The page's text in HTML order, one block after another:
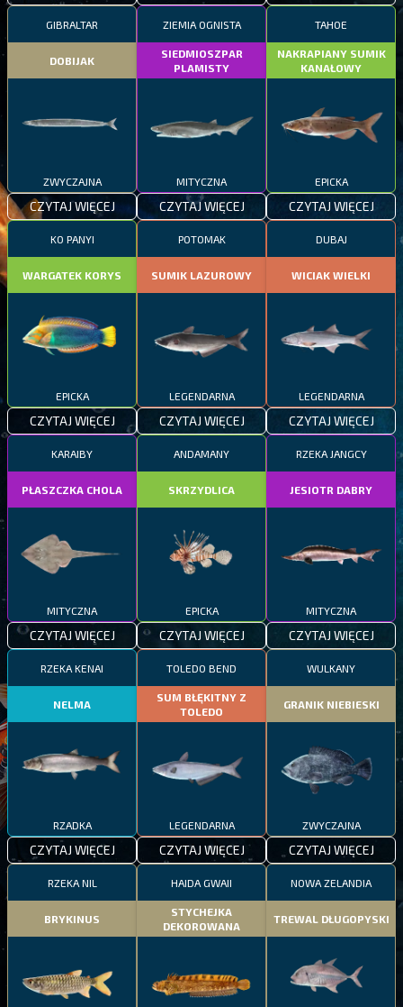
GIBRALTAR
DOBIJAK
ZWYCZAJNA
CZYTAJ WIĘCEJ
ZIEMIA OGNISTA
SIEDMIOSZPAR
PLAMISTY
MITYCZNA
CZYTAJ WIĘCEJ
TAHOE
NAKRAPIANY SUMIK
KANAŁOWY
EPICKA
CZYTAJ WIĘCEJ
KO PANYI
WARGATEK KORYS
EPICKA
CZYTAJ WIĘCEJ
POTOMAK
SUMIK LAZUROWY
LEGENDARNA
CZYTAJ WIĘCEJ
DUBAJ
WICIAK WIELKI
LEGENDARNA
CZYTAJ WIĘCEJ
KARAIBY
PŁASZCZKA CHOLA
MITYCZNA
CZYTAJ WIĘCEJ
ANDAMANY
SKRZYDLICA
EPICKA
CZYTAJ WIĘCEJ
RZEKA JANGCY
JESIOTR DABRY
MITYCZNA
CZYTAJ WIĘCEJ
RZEKA KENAI
NELMA
RZADKA
CZYTAJ WIĘCEJ
TOLEDO BEND
SUM BŁĘKITNY Z
TOLEDO
LEGENDARNA
CZYTAJ WIĘCEJ
WULKANY
GRANIK NIEBIESKI
ZWYCZAJNA
CZYTAJ WIĘCEJ
RZEKA NIL
BRYKINUS
HAIDA GWAII
STYCHEJKA
DEKOROWANA
NOWA ZELANDIA
TREWAL DŁUGOPYSKI